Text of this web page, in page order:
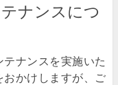
ナンスにつ
ナンスを実施いた
かけしますが、ご